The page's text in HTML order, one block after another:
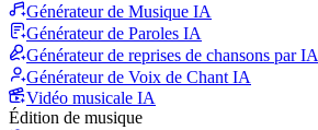
Générateur de Musique IA
Générateur de Paroles IA
Générateur de reprises de chansons par IA
Générateur de Voix de Chant IA
Vidéo musicale IA
Édition de musique